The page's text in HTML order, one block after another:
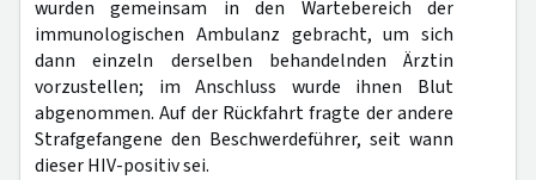
wurden gemeinsam in den Wartebereich der
immunologischen Ambulanz gebracht, um sich
dann einzeln derselben behandelnden Ärztin
vorzustellen; im Anschluss wurde ihnen Blut
abgenommen. Auf der Rückfahrt fragte der andere
Strafgefangene den Beschwerdeführer, seit wann
dieser HIV-positiv sei.